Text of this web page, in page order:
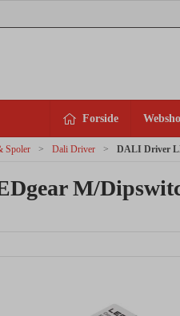
Forside
Spoler Dali Driver DALI Driver
M/